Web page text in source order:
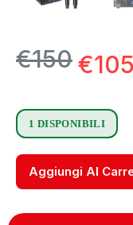
€150€105
1 DISPONIBILI
Aggiungi Al